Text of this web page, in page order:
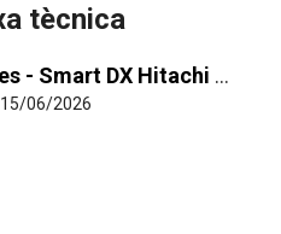
tècnica
DX Hitachi 1_1 y VRF
15/06/2026